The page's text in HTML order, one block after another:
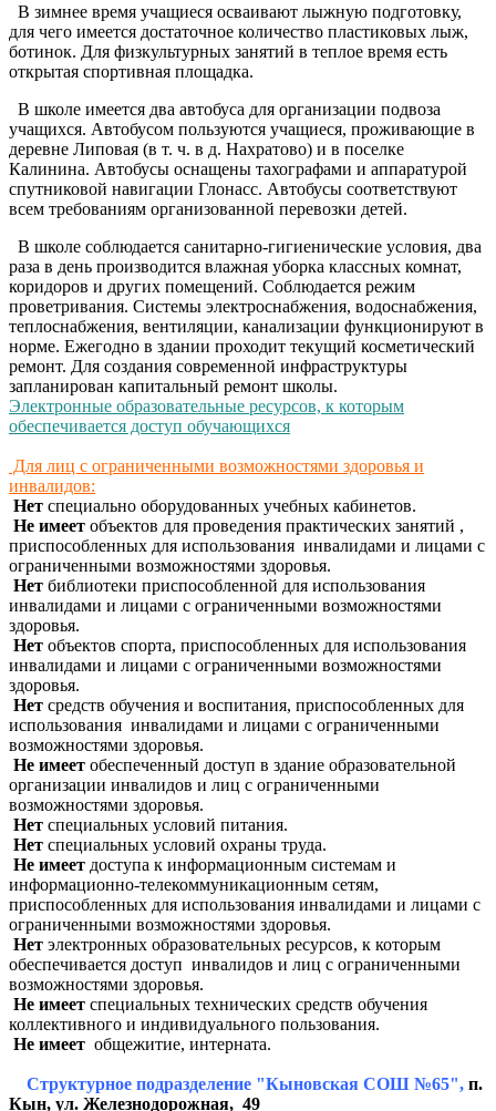
В зимнее время учащиеся осваивают лыжную подготовку,
для чего имеется достаточное количество пластиковых лыж,
ботинок. Для физкультурных занятий в теплое время есть
открытая спортивная площадка.
В школе имеется два автобуса для организации подвоза
учащихся. Автобусом пользуются учащиеся, проживающие в
деревне Липовая (в т. ч. в д. Нахратово) и в поселке
Калинина. Автобусы оснащены тахографами и аппаратурой
спутниковой навигации Глонасс. Автобусы соответствуют
всем требованиям организованной перевозки детей.
В школе соблюдается санитарно-гигиенические условия, два
раза в день производится влажная уборка классных комнат,
коридоров и других помещений. Соблюдается режим
проветривания. Системы электроснабжения, водоснабжения,
теплоснабжения, вентиляции, канализации функционируют в
норме. Ежегодно в здании проходит текущий косметический
ремонт. Для создания современной инфраструктуры
запланирован капитальный ремонт школы.
Электронные образовательные ресурсов, к которым
обеспечивается доступ обучающихся
Для лиц с ограниченными возможностями здоровья и
инвалидов:
Нет специально оборудованных учебных кабинетов.
Не имеет объектов для проведения практических занятий ,
приспособленных для использования инвалидами и лицами с
ограниченными возможностями здоровья.
Нет библиотеки приспособленной для использования
инвалидами и лицами с ограниченными возможностями
здоровья.
Нет объектов спорта, приспособленных для использования
инвалидами и лицами с ограниченными возможностями
здоровья.
Нет средств обучения и воспитания, приспособленных для
использования инвалидами и лицами с ограниченными
возможностями здоровья.
Не имеет обеспеченный доступ в здание образовательной
организации инвалидов и лиц с ограниченными
возможностями здоровья.
Нет специальных условий питания.
Нет специальных условий охраны труда.
Не имеет доступа к информационным системам и
информационно-телекоммуникационным сетям,
приспособленных для использования инвалидами и лицами с
ограниченными возможностями здоровья.
Нет электронных образовательных ресурсов, к которым
обеспечивается доступ инвалидов и лиц с ограниченными
возможностями здоровья.
Не имеет специальных технических средств обучения
коллективного и индивидуального пользования.
Не имеет общежитие, интерната.
Структурное подразделение "Кыновская СОШ №65", п.
Кын, ул. Железнодорожная, 49